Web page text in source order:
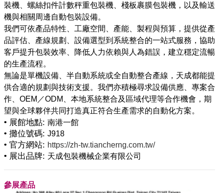
裝機、螺絲扣件計數秤重包裝機、棧板裹膜包裝機，以及輸送
機與相關周邊自動包裝設備。
我們可依產品特性、工廠空間、產能、製程與預算，提供從產
品評估、產線規劃、設備選型到系統整合的一站式服務，協助
客戶提升包裝效率、降低人力依賴與人為錯誤，建立穩定流暢
的生產流程。
無論是單機設備、半自動系統或全自動整合產線，天成都能提
供合適的規劃與技術支援。我們亦積極尋求設備供應、專案合
作、OEM／ODM、本地系統整合及區域代理等合作機會，期
• 展館地點: 南港一館
• 攤位號碼: J918
• 官方網站: https://zh-tw.tiancherng.com.tw/
• 展出品牌: 天成包裝機械企業有限公司
參展產品